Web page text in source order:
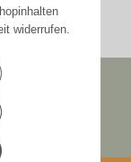
widerrufen.